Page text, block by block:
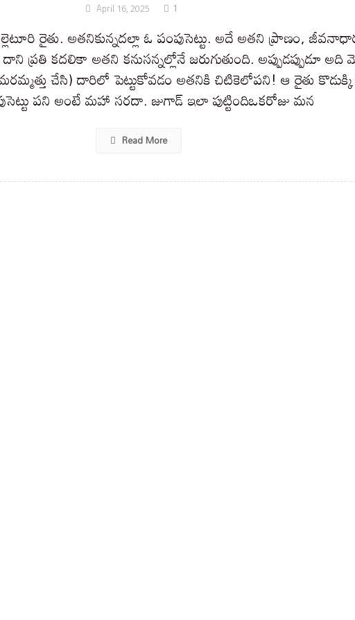
April 16, 2025 1
రైతు. అతనికున్నదల్లా ఓ పంపుసెట్టు. అదే అతని ప్రాణం,
ప్రతి కదలికా అతని కనుసన్నల్లోనే జరుగుతుంది. అప్పుడప్పుడూ
చేసి) దారిలో పెట్టుకోవడం అతనికి చిటికెలోపని! ఆ రైతు కొడుక్కి
పని అంటే మహా సరదా. జుగాడ్ ఇలా పుట్టిందిఒకరోజు మన
Read More